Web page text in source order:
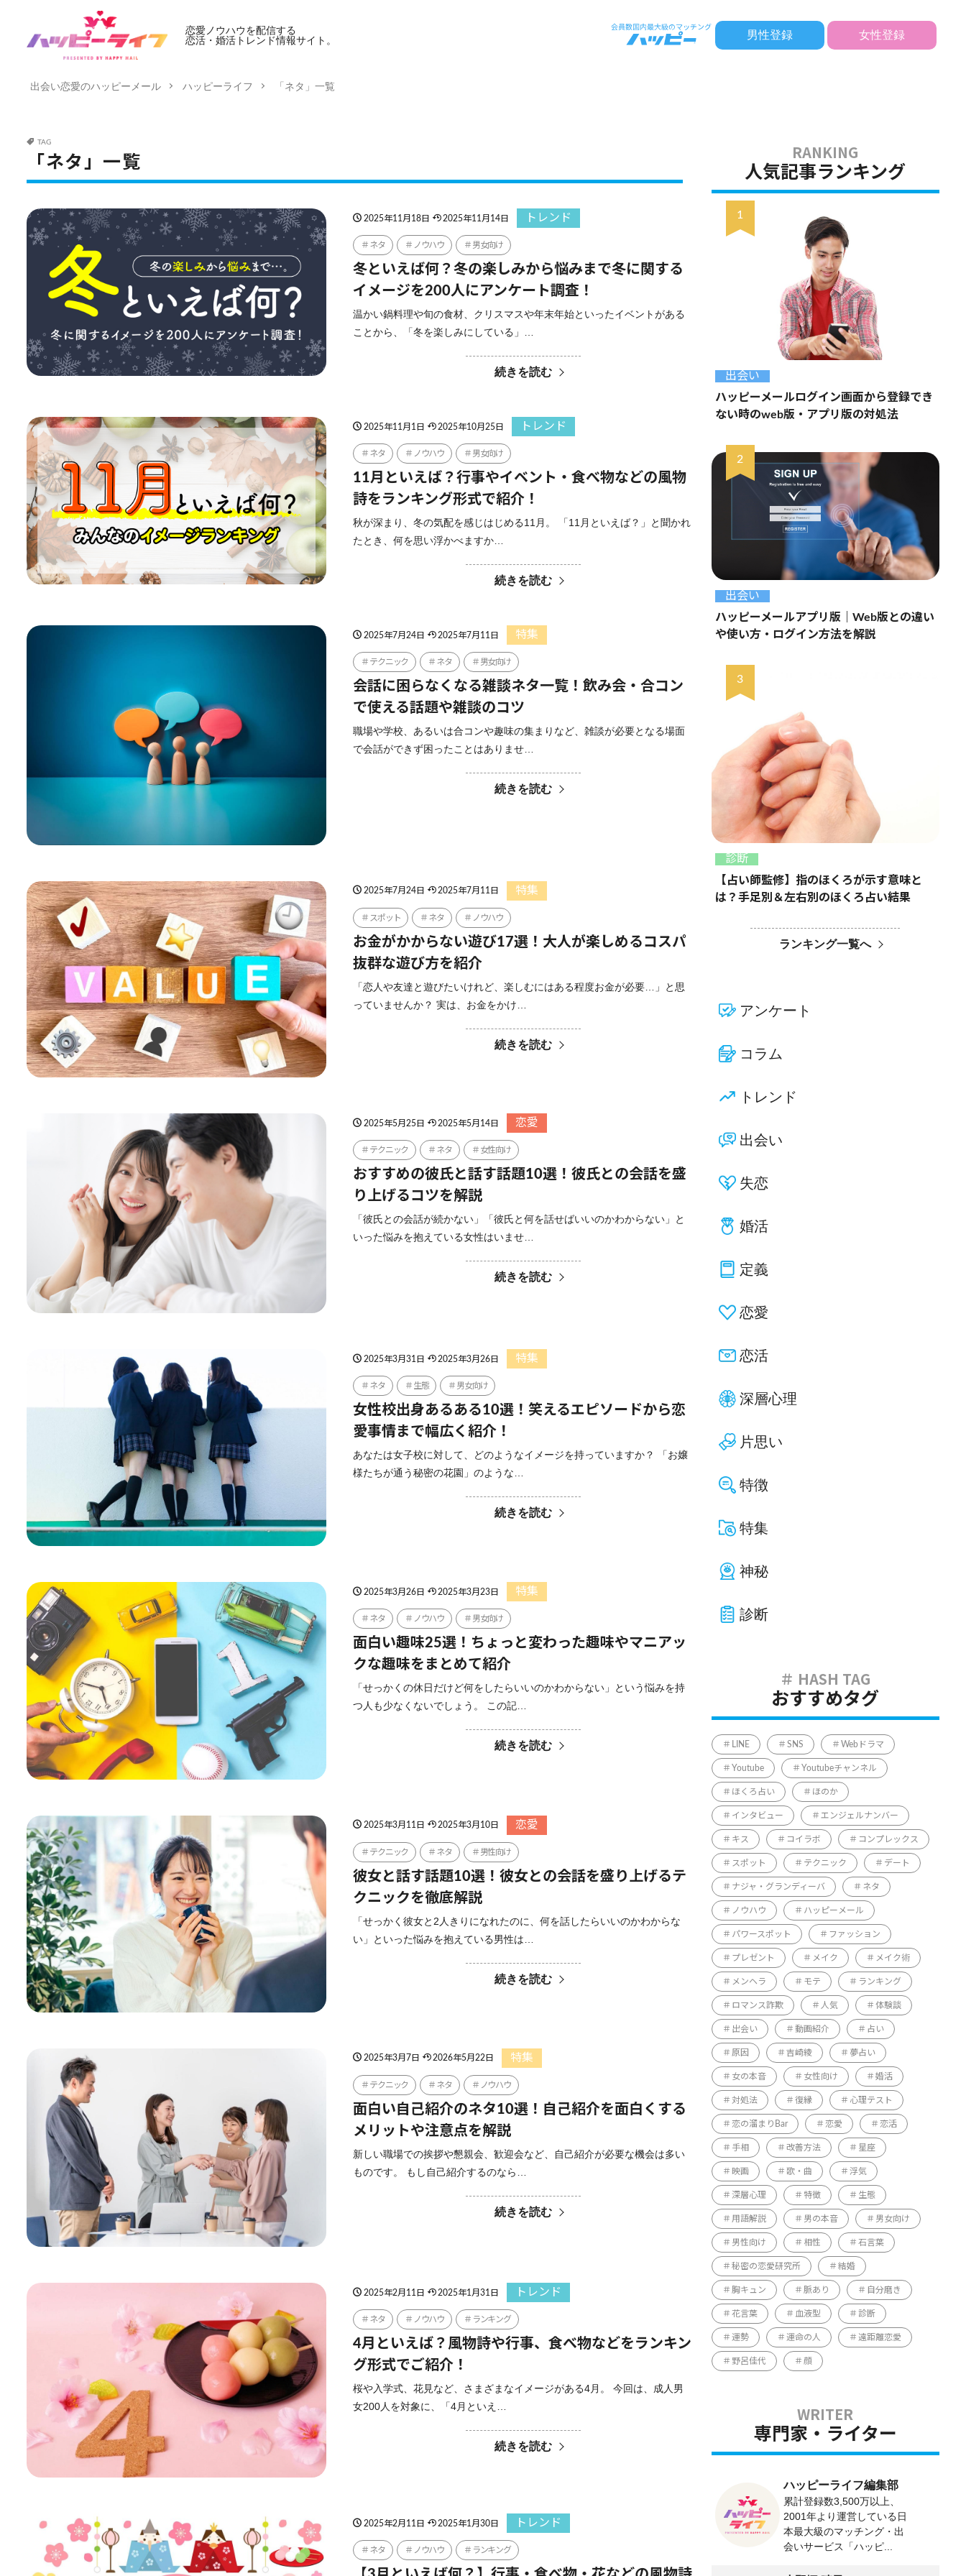
恋愛ノウハウを配信する
恋活・婚活トレンド情報サイト。
男性登録 女性登録
出会い恋愛のハッピーメール ハッピーライフ 「ネタ」一覧
TAG
「ネタ」一覧
2025年11月18日 2025年11月14日 トレンド
ネタ ノウハウ 男女向け
冬といえば何？冬の楽しみから悩みまで冬に関する
イメージを200人にアンケート調査！
温かい鍋料理や旬の食材、クリスマスや年末年始といったイベントがある
ことから、「冬を楽しみにしている」…
続きを読む
2025年11月1日 2025年10月25日 トレンド
ネタ ノウハウ 男女向け
11月といえば？行事やイベント・食べ物などの風物
詩をランキング形式で紹介！
秋が深まり、冬の気配を感じはじめる11月。 「11月といえば？」と聞かれ
たとき、何を思い浮かべますか…
続きを読む
2025年7月24日 2025年7月11日 特集
テクニック ネタ 男女向け
会話に困らなくなる雑談ネタ一覧！飲み会・合コン
で使える話題や雑談のコツ
職場や学校、あるいは合コンや趣味の集まりなど、雑談が必要となる場面
で会話ができず困ったことはありませ…
続きを読む
2025年7月24日 2025年7月11日 特集
スポット ネタ ノウハウ
お金がかからない遊び17選！大人が楽しめるコスパ
抜群な遊び方を紹介
「恋人や友達と遊びたいけれど、楽しむにはある程度お金が必要…」と思
っていませんか？ 実は、お金をかけ…
続きを読む
2025年5月25日 2025年5月14日 恋愛
テクニック ネタ 女性向け
おすすめの彼氏と話す話題10選！彼氏との会話を盛
り上げるコツを解説
「彼氏との会話が続かない」「彼氏と何を話せばいいのかわからない」と
いった悩みを抱えている女性はいませ…
続きを読む
2025年3月31日 2025年3月26日 特集
ネタ 生態 男女向け
女性校出身あるある10選！笑えるエピソードから恋
愛事情まで幅広く紹介！
あなたは女子校に対して、どのようなイメージを持っていますか？ 「お嬢
様たちが通う秘密の花園」のような…
続きを読む
2025年3月26日 2025年3月23日 特集
ネタ ノウハウ 男女向け
面白い趣味25選！ちょっと変わった趣味やマニアッ
クな趣味をまとめて紹介
「せっかくの休日だけど何をしたらいいのかわからない」という悩みを持
つ人も少なくないでしょう。 この記…
続きを読む
2025年3月11日 2025年3月10日 恋愛
テクニック ネタ 男性向け
彼女と話す話題10選！彼女との会話を盛り上げるテ
クニックを徹底解説
「せっかく彼女と2人きりになれたのに、何を話したらいいのかわからな
い」といった悩みを抱えている男性は…
続きを読む
2025年3月7日 2026年5月22日 特集
テクニック ネタ ノウハウ
面白い自己紹介のネタ10選！自己紹介を面白くする
メリットや注意点を解説
新しい職場での挨拶や懇親会、歓迎会など、自己紹介が必要な機会は多い
ものです。 もし自己紹介するのなら…
続きを読む
2025年2月11日 2025年1月31日 トレンド
ネタ ノウハウ ランキング
4月といえば？風物詩や行事、食べ物などをランキン
グ形式でご紹介！
桜や入学式、花見など、さまざまなイメージがある4月。 今回は、成人男
女200人を対象に、「4月といえ…
続きを読む
2025年2月11日 2025年1月30日 トレンド
ネタ ノウハウ ランキング
人気記事ランキング
出会い
ハッピーメールログイン画面から登録でき
ない時のweb版・アプリ版の対処法
出会い
ハッピーメールアプリ版｜Web版との違い
や使い方・ログイン方法を解説
診断
【占い師監修】指のほくろが示す意味と
は？手足別＆左右別のほくろ占い結果
ランキング一覧へ
アンケート
コラム
トレンド
出会い
失恋
婚活
定義
恋愛
恋活
深層心理
片思い
特徴
特集
神秘
診断
おすすめタグ
LINE SNS Webドラマ
Youtube Youtubeチャンネル
ほくろ占い ほのか
インタビュー エンジェルナンバー
キス コイラボ コンプレックス
スポット テクニック デート
ナジャ・グランディーバ ネタ
ノウハウ ハッピーメール
パワースポット ファッション
プレゼント メイク メイク術
メンヘラ モテ ランキング
ロマンス詐欺 人気 体験談
出会い 動画紹介 占い
原因 吉崎綾 夢占い
女の本音 女性向け 婚活
対処法 復縁 心理テスト
恋の溜まりBar 恋愛 恋活
手相 改善方法 星座
映画 歌・曲 浮気
深層心理 特徴 生態
用語解説 男の本音 男女向け
男性向け 相性 石言葉
秘密の恋愛研究所 結婚
胸キュン 脈あり 自分磨き
花言葉 血液型 診断
運勢 運命の人 遠距離恋愛
野呂佳代 顔
専門家・ライター
ハッピーライフ編集部
累計登録数3,500万以上、
2001年より運営している日
本最大級のマッチング・出
会いサービス「ハッピ...